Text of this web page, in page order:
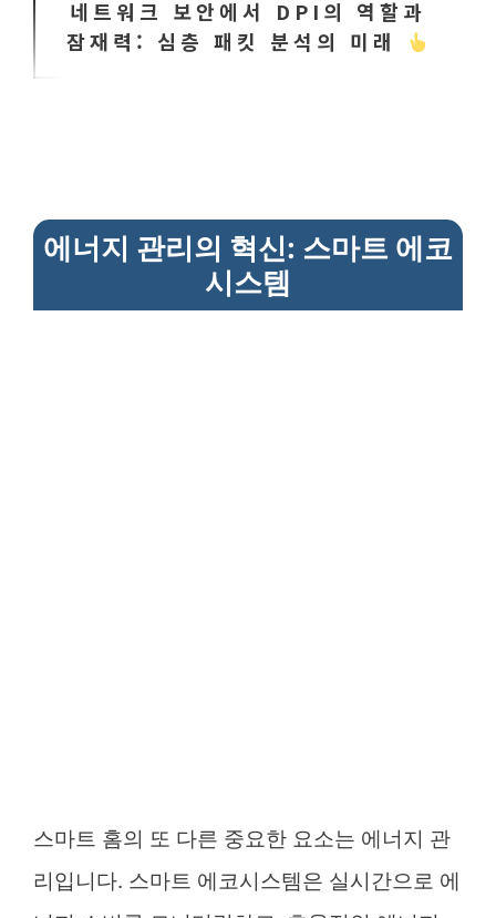
네트워크 보안에서 DPI의 역할과
잠재력: 심층 패킷 분석의 미래
에너지 관리의 혁신: 스마트 에코
시스템
스마트 홈의 또 다른 중요한 요소는 에너지 관
리입니다. 스마트 에코시스템은 실시간으로 에